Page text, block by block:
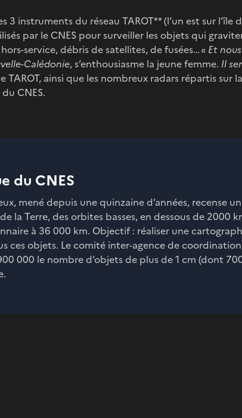
3 instruments du réseau TAROT** (l’un est sur l’île
par le CNES pour surveiller les objets qui
service, débris de satellites, de fusées… « Et
Calédonie, s’enthousiasme la jeune femme. Il
TAROT, ainsi que les nombreux radars répartis sur
CNES.
du CNES
mené depuis une quinzaine d’années, recense
la Terre, des orbites basses, en dessous de 2000
à 36 000 km. Objectif : réaliser une
ces objets. Le comité inter-agence de
000 le nombre d’objets de plus de 1 cm (dont